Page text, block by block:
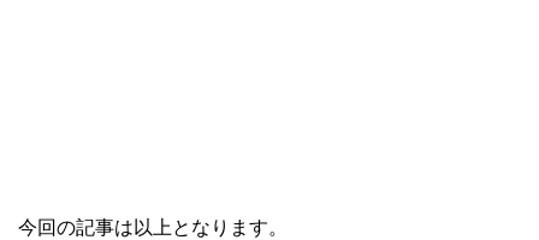
今回の記事は以上となります。